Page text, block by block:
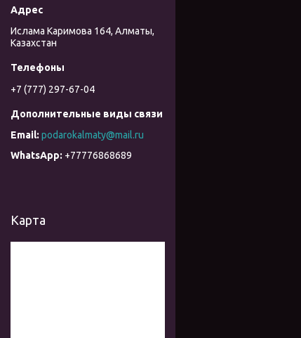
Ислама Каримова 164, Алматы,
Казахстан
+7 (777) 297-67-04
podarokalmaty@mail.ru
+77776868689
Карта